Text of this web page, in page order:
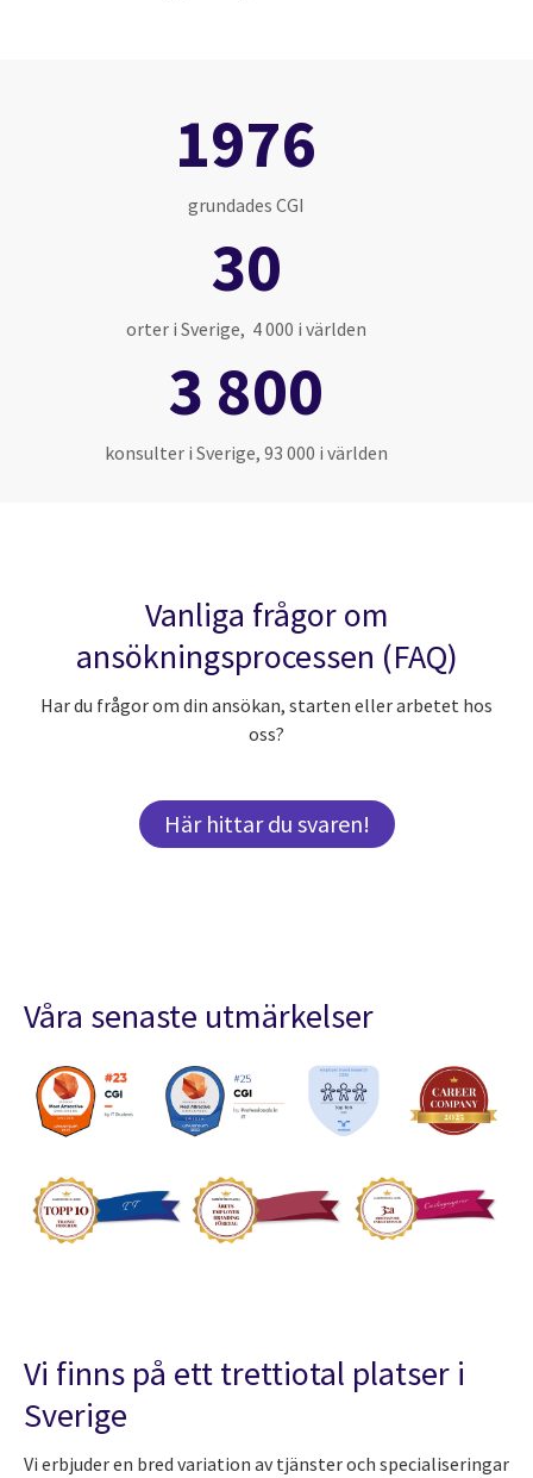
1976
grundades CGI
30
orter i Sverige, 4 000 i världen
3 800
konsulter i Sverige, 93 000 i världen
Vanliga frågor om
ansökningsprocessen (FAQ)
Har du frågor om din ansökan, starten eller arbetet hos
oss?
Här hittar du svaren!
Våra senaste utmärkelser
Vi finns på ett trettiotal platser i
Sverige
Vi erbjuder en bred variation av tjänster och specialiseringar